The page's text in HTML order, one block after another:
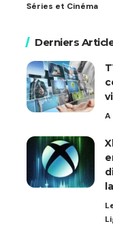
Séries et Cinéma
Derniers
A